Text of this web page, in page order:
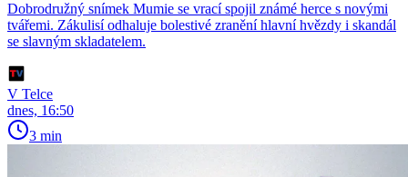
Dobrodružný snímek Mumie se vrací spojil známé herce s novými
tvářemi. Zákulisí odhaluje bolestivé zranění hlavní hvězdy i skandál
se slavným skladatelem.
V Telce
dnes, 16:50
3 min